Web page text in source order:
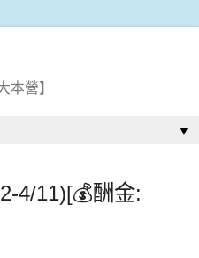
本營】
▼
4/11)[💰酬金: